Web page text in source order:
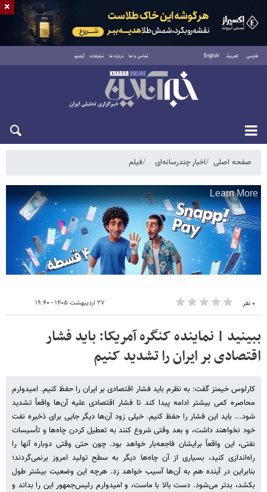
فارسی العربية English تماس با ما درباره ما تبلیغات آرشیو
پنجشنبه ۱۵ مرداد ۱۴۰۵
صفحه اصلی اخبار چندرسانه‌ای فیلم
۰ نفر ۲۷ اردیبهشت ۱۴۰۵ - ۱۹:۴۰
ببینید | نماینده کنگره آمریکا: باید فشار
اقتصادی بر ایران را تشدید کنیم
کارلوس خیمنز گفت: به نظرم باید فشار اقتصادی بر ایران را حفظ کنیم. امیدوارم
محاصره کمی بیشتر ادامه پیدا کند تا فشار اقتصادی علیه آن‌ها واقعاً تشدید
شود... باید این فشار را حفظ کنیم. خیلی زود آن‌ها دیگر جایی برای ذخیره نفت
خود نخواهند داشت، و بعد وقتی شروع کنند به تعطیل کردن چاه‌ها و تأسیسات
نفتی، این واقعاً برایشان فاجعه‌بار خواهد بود. چون حتی وقتی دوباره آنها را
راه‌اندازی کنید، بسیاری از آن‌ چاه‌ها دیگر به سطح تولید امروز برنمی‌گردند؛
بنابراین در آینده هم به آن‌ها آسیب خواهد زد. هرچه این وضعیت بیشتر طول
بکشد، بدتر می‌شود. دست بالا با ماست، و امیدوارم رئیس‌جمهور این را بداند و
×